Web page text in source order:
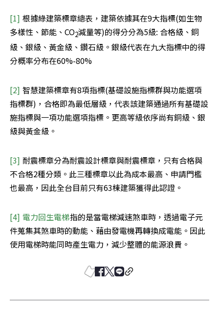
[1] 根據綠建築標章總表，建築依據其在9大指標(如生物
多樣性、節能、CO2減量等)的得分分為5級: 合格級、銅
級、銀級、黃金級、鑽石級。銀級代表在九大指標中的得
分概率分布在60%-80%
[2] 智慧建築標章有8項指標(基礎設施指標群與功能選項
指標群)，合格即為最低層級，代表該建築通過所有基礎設
施指標與一項功能選項指標。更高等級依序尚有銅級、銀
級與黃金級。
[3] 耐震標章分為耐震設計標章與耐震標章，只有合格與
不合格2種分類。此三種標章以此為成本最高、申請門檻
也最高，因此全台目前只有63棟建築獲得此認證。
[4] 電力回生電梯指的是當電梯減速煞車時，透過電子元
件蒐集其煞車時的動能、藉由發電機再轉換成電能。因此
使用電梯時能同時產生電力，減少整體的能源浪費。